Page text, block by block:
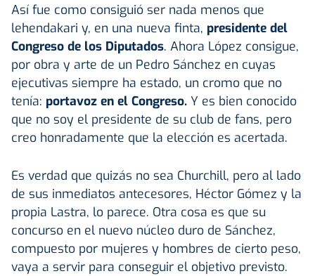
Así fue como consiguió ser nada menos que
lehendakari y, en una nueva finta, presidente del
Congreso de los Diputados. Ahora López consigue,
por obra y arte de un Pedro Sánchez en cuyas
ejecutivas siempre ha estado, un cromo que no
tenía: portavoz en el Congreso. Y es bien conocido
que no soy el presidente de su club de fans, pero
creo honradamente que la elección es acertada.
Es verdad que quizás no sea Churchill, pero al lado
de sus inmediatos antecesores, Héctor Gómez y la
propia Lastra, lo parece. Otra cosa es que su
concurso en el nuevo núcleo duro de Sánchez,
compuesto por mujeres y hombres de cierto peso,
vaya a servir para conseguir el objetivo previsto.